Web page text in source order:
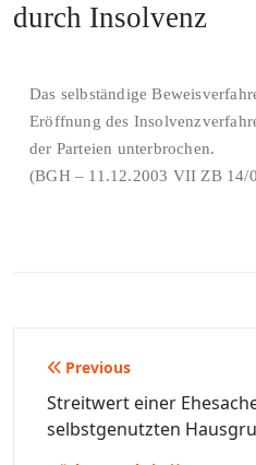
durch Insolvenz
Das selbständige
Eröffnung des
der Parteien unterbrochen.
(BGH – 11.12.2003 VII ZB 14/
Beitragsnavigation
Previous
Streitwert einer
selbstgenutzten